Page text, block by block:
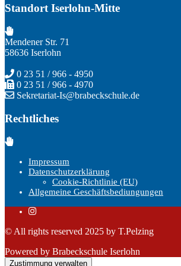
Standort Iserlohn-Mitte
Mendener Str. 71
58636 Iserlohn
0 23 51 / 966 - 4950
0 23 51 / 966 - 4970
Sekretariat-Is@brabeckschule.de
Rechtliches
Impressum
Datenschutzerklärung
Cookie-Richtlinie (EU)
Allgemeine Geschäftsbediungungen
© All rights reserved 2025 by T.Pelzing
Powered by Brabeckschule Iserlohn
Zustimmung verwalten